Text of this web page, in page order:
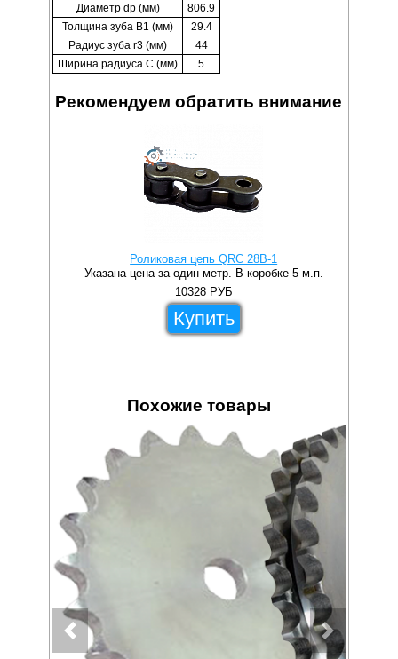
Диаметр dp (мм)
806.9
Толщина зуба B1 (мм)
29.4
Радиус зуба r3 (мм)
44
Ширина радиуса C (мм)
5
Рекомендуем обратить внимание
Роликовая цепь QRC 28B-1
Указана цена за один метр. В коробке 5 м.п.
10328 РУБ
Купить
Похожие товары